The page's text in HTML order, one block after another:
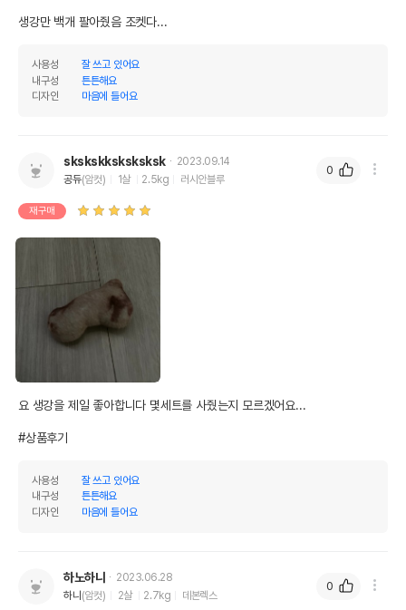
생강만 백개 팔아줬음 조켓다...
사용성
잘 쓰고 있어요
내구성
튼튼해요
디자인
마음에 들어요
skskskksksksksk
2023.09.14
공듀(암컷) 1살 2.5kg 러시안블루
재구매
요 생강을 제일 좋아합니다 몇세트를 사줬는지 모르겠어요...
#상품후기
사용성
잘 쓰고 있어요
내구성
튼튼해요
디자인
마음에 들어요
0
하노하니
2023.06.28
하니(암컷) 2살 2.7kg 데본렉스
0